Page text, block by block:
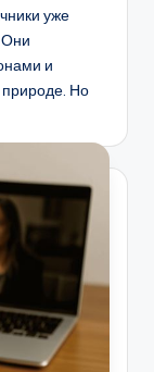
уже
Они
и
природе. Но